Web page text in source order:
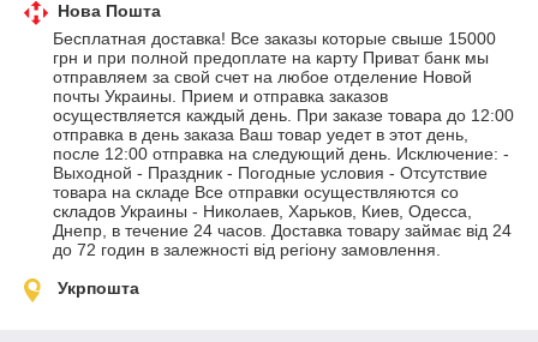
Нова Пошта
Бесплатная доставка! Все заказы которые свыше 15000
грн и при полной предоплате на карту Приват банк мы
отправляем за свой счет на любое отделение Новой
почты Украины. Прием и отправка заказов
осуществляется каждый день. При заказе товара до 12:00
отправка в день заказа Ваш товар уедет в этот день,
после 12:00 отправка на следующий день. Исключение: -
Выходной - Праздник - Погодные условия - Отсутствие
товара на складе Все отправки осуществляются со
складов Украины - Николаев, Харьков, Киев, Одесса,
Днепр, в течение 24 часов. Доставка товару займає від 24
до 72 годин в залежності від регіону замовлення.
Укрпошта